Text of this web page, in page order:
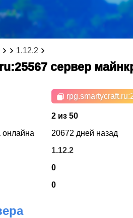
1.12.2
cервер
rpg.smartycraft.ru
2 из 50
онлайна
20672 дней назад
1.12.2
0
0